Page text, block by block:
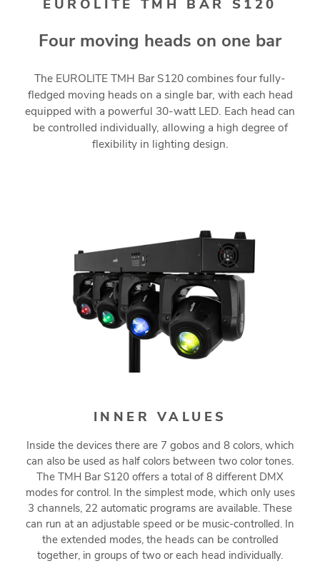
EUROLITE TMH BAR S120
Four moving heads on one bar
The EUROLITE TMH Bar S120 combines four fully-
fledged moving heads on a single bar, with each head
equipped with a powerful 30-watt LED. Each head can
be controlled individually, allowing a high degree of
flexibility in lighting design.
INNER VALUES
Inside the devices there are 7 gobos and 8 colors, which
can also be used as half colors between two color tones.
The TMH Bar S120 offers a total of 8 different DMX
modes for control. In the simplest mode, which only uses
3 channels, 22 automatic programs are available. These
can run at an adjustable speed or be music-controlled. In
the extended modes, the heads can be controlled
together, in groups of two or each head individually.